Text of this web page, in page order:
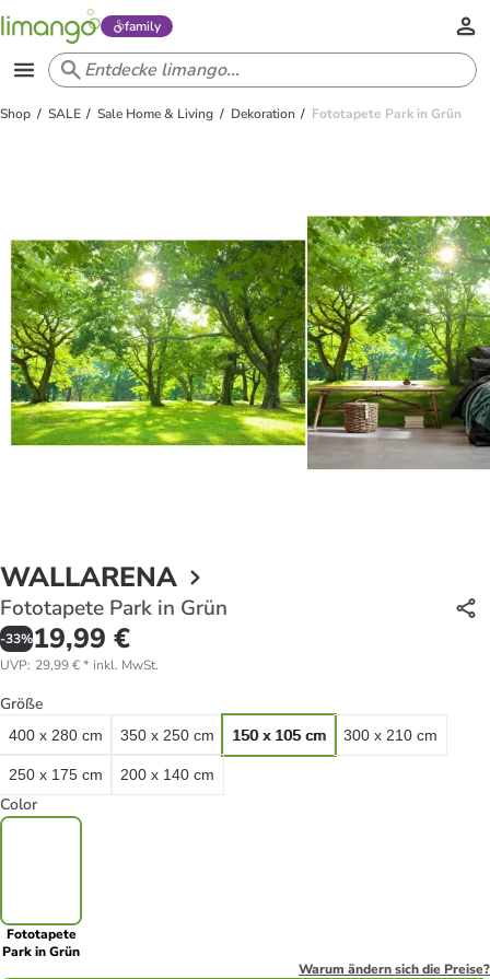
family
Shop SALE Sale Home & Living Dekoration Fototapete Park in Grün
WALLARENA
Fototapete Park in Grün
-33%19,99 €
UVP: 29,99 €* inkl. MwSt.
Größe
400 x 280 cm 350 x 250 cm 150 x 105 cm 300 x 210 cm
250 x 175 cm 200 x 140 cm
Color
Fototapete
Park in Grün
Warum ändern sich die Preise?